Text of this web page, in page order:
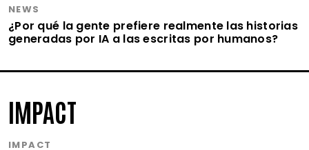
NEWS
¿Por qué la gente prefiere realmente las historias
generadas por IA a las escritas por humanos?
IMPACT
IMPACT